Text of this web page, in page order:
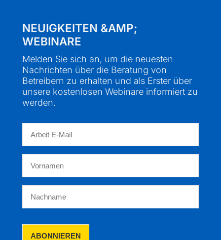
NEUIGKEITEN &AMP;
WEBINARE
Melden Sie sich an, um die neuesten
Nachrichten über die Beratung von
Betreibern zu erhalten und als Erster über
unsere kostenlosen Webinare informiert zu
werden.